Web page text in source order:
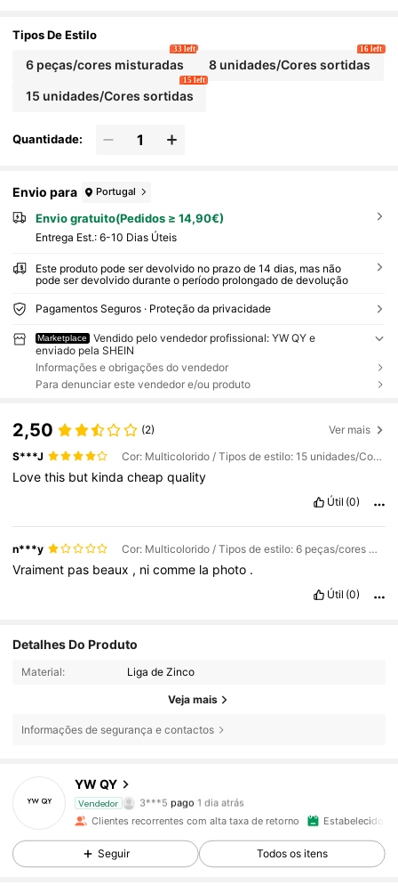
Tipos De Estilo
6 peças/cores misturadas
33 left
8 unidades/Cores sortidas
16 left
15 unidades/Cores sortidas
15 left
Quantidade:
Envio para Portugal
Envio gratuito(Pedidos ≥ 14,90€)
Entrega Est.: 6-10 Dias Úteis
Este produto pode ser devolvido no prazo de 14 dias, mas não
pode ser devolvido durante o período prolongado de devolução
Pagamentos Seguros · Proteção da privacidade
Marketplace
Vendido pelo vendedor profissional: YW QY e
enviado pela SHEIN
Informações e obrigações do vendedor
Para denunciar este vendedor e/ou produto
2,50 (2) Ver mais
S***J Cor: Multicolorido / Tipos de estilo: 15 unidades/Cores sortidas
Lovethis but kindacheapquality
Útil (0)
n***y Cor: Multicolorido / Tipos de estilo: 6 peças/cores misturadas
Vraiment pas beaux , nicomme la photo .
Útil (0)
Detalhes Do Produto
Material: Liga de Zinco
Veja mais
Informações de segurança e contactos
YW QY
Vendedor
3***5 pago 1 dia atrás
seguiu
1 dia atrás
Clientes recorrentes com alta taxa de retorno Estabelecido
Seguir Todos os itens